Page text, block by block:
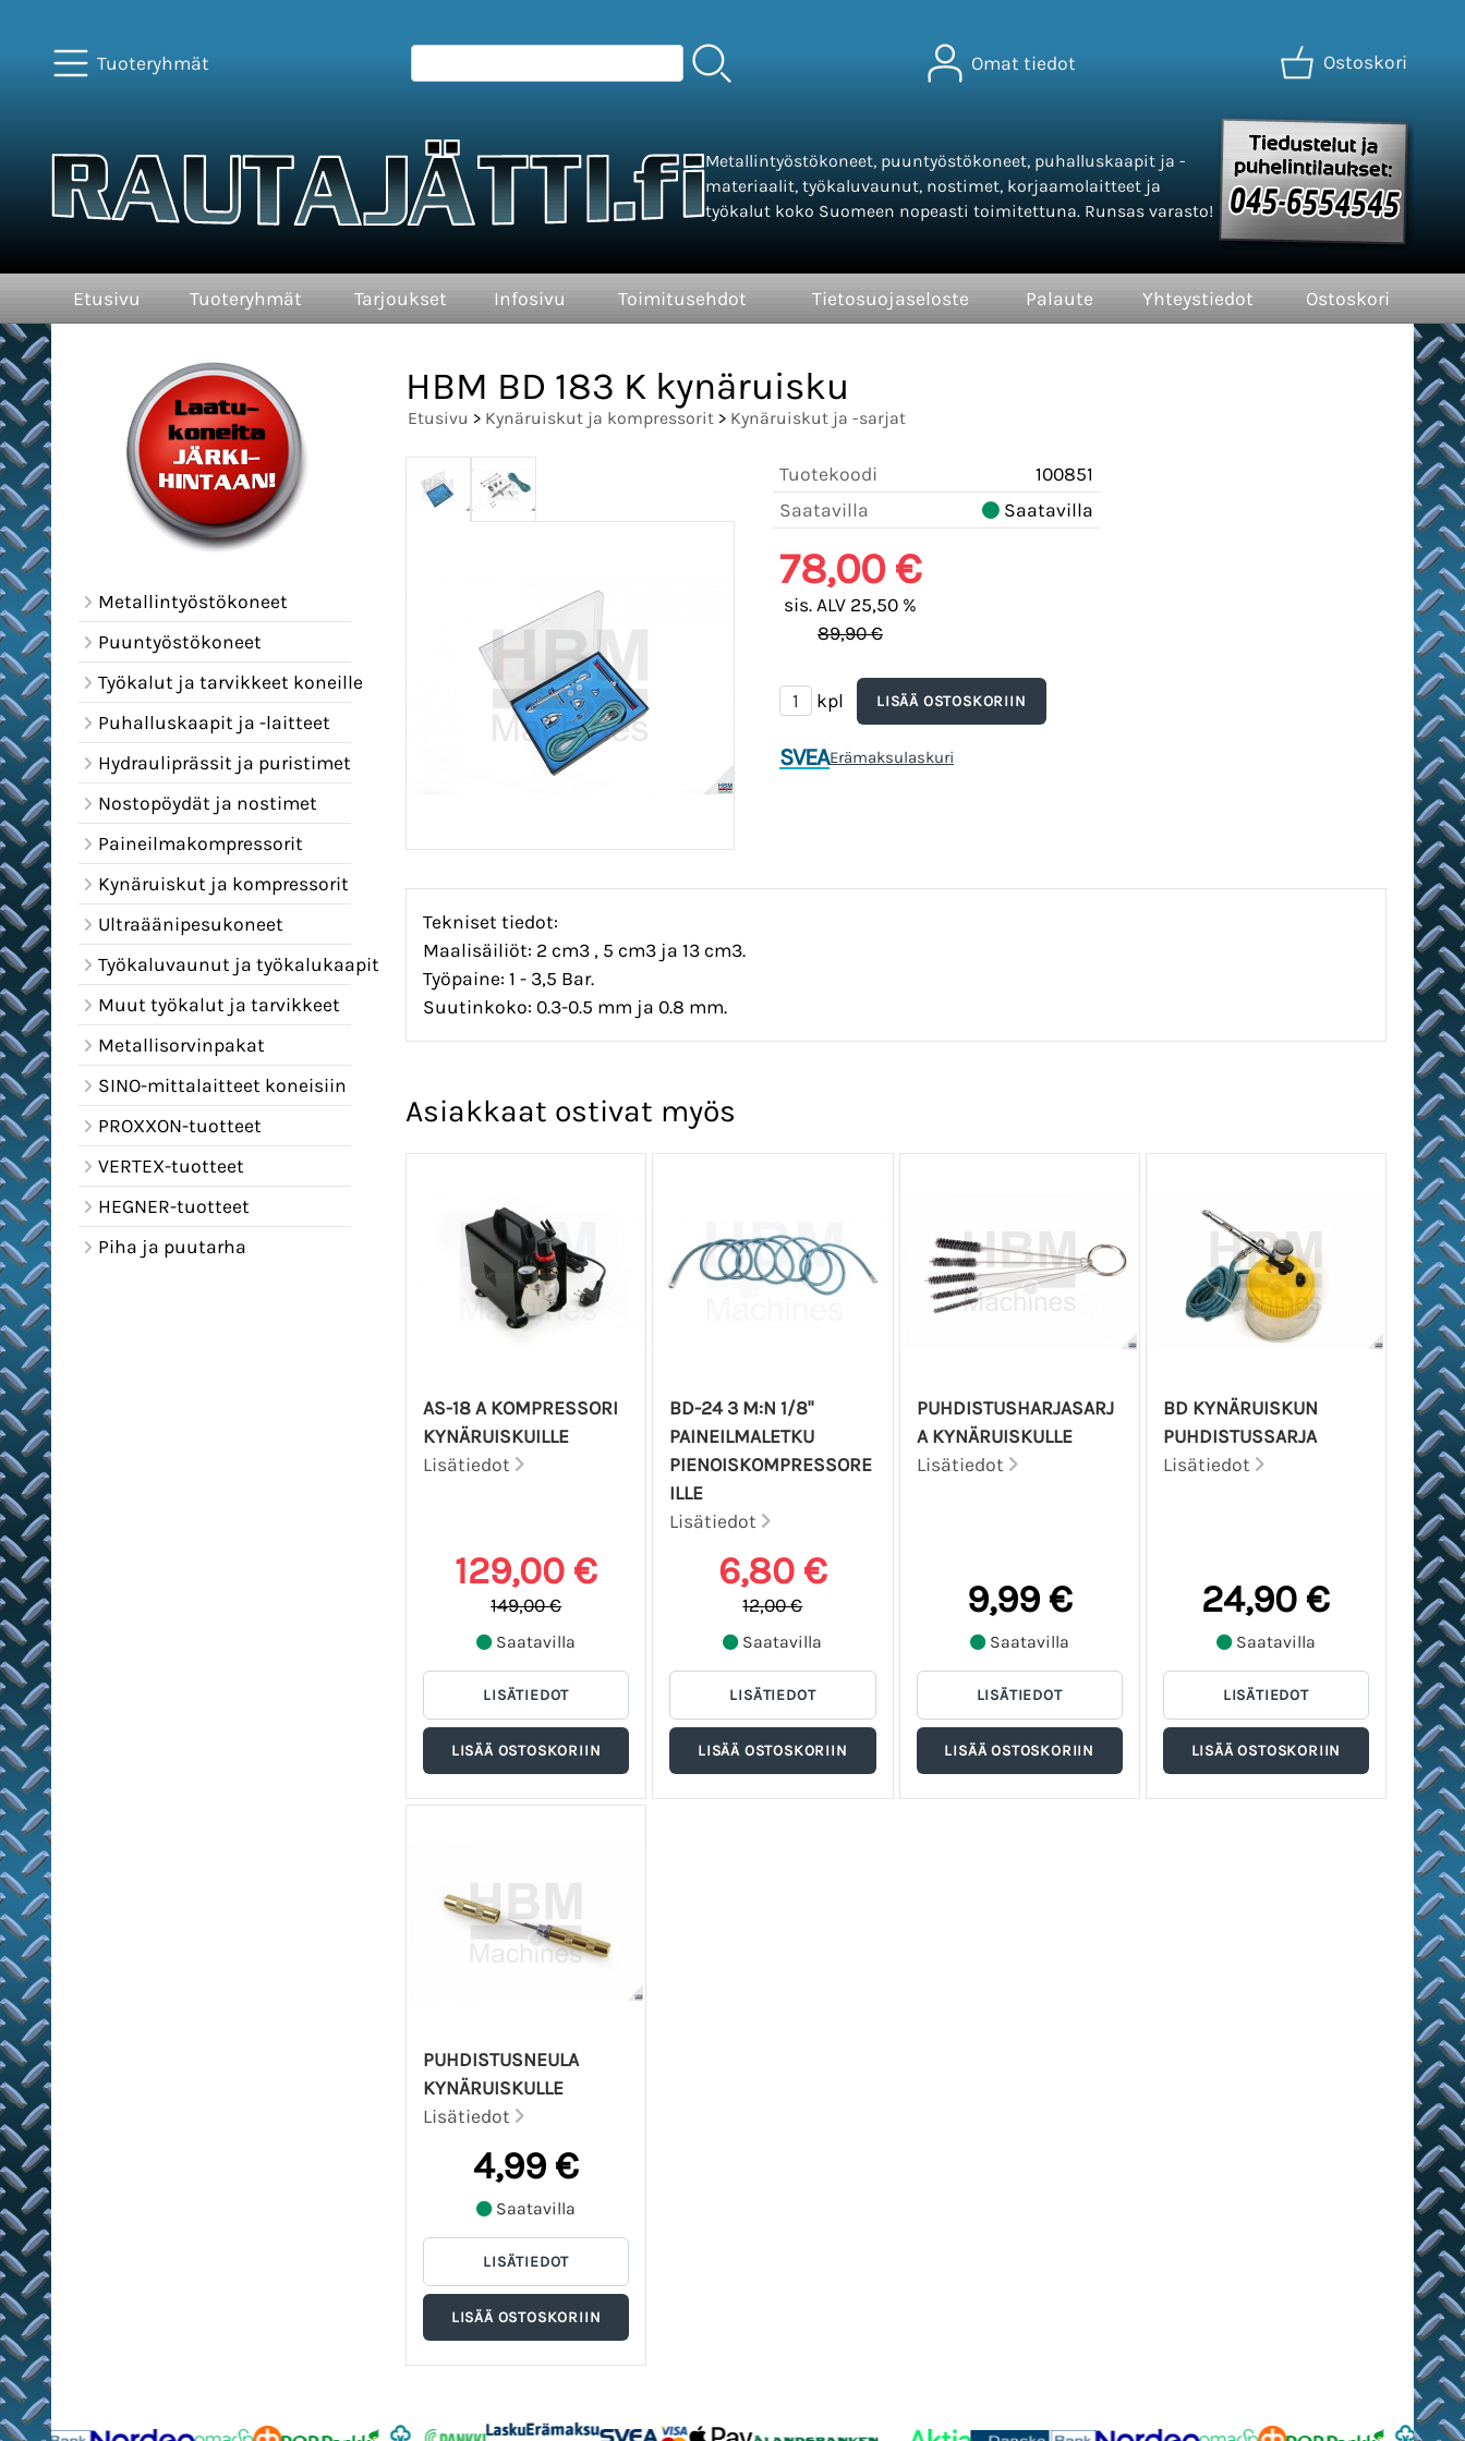
Tuoteryhmät Omat tiedot Ostoskori
Metallintyöstökoneet, puuntyöstökoneet, puhalluskaapit ja -
materiaalit, työkaluvaunut, nostimet, korjaamolaitteet ja
työkalut koko Suomeen nopeasti toimitettuna. Runsas varasto!
Etusivu Tuoteryhmät Tarjoukset Infosivu Toimitusehdot Tietosuojaseloste Palaute Yhteystiedot Ostoskori
Metallintyöstökoneet
Puuntyöstökoneet
Työkalut ja tarvikkeet koneille
Puhalluskaapit ja -laitteet
Hydrauliprässit ja puristimet
Nostopöydät ja nostimet
Paineilmakompressorit
Kynäruiskut ja kompressorit
Ultraäänipesukoneet
Työkaluvaunut ja työkalukaapit
Muut työkalut ja tarvikkeet
Metallisorvinpakat
SINO-mittalaitteet koneisiin
PROXXON-tuotteet
VERTEX-tuotteet
HEGNER-tuotteet
Piha ja puutarha
HBM BD 183 K kynäruisku
Etusivu > Kynäruiskut ja kompressorit > Kynäruiskut ja -sarjat
Tuotekoodi
100851
Saatavilla
Saatavilla
78,00 €
sis. ALV 25,50 %
89,90 €
kpl
SVEAErämaksulaskuri
Tekniset tiedot:
Maalisäiliöt: 2 cm3 , 5 cm3 ja 13 cm3.
Työpaine: 1 - 3,5 Bar.
Suutinkoko: 0.3-0.5 mm ja 0.8 mm.
Asiakkaat ostivat myös
AS-18 A KOMPRESSORI
KYNÄRUISKUILLE
Lisätiedot
129,00 €
149,00 €
Saatavilla
BD-24 3 M:N 1/8"
PAINEILMALETKU
PIENOISKOMPRESSORE
ILLE
Lisätiedot
6,80 €
12,00 €
Saatavilla
PUHDISTUSHARJASARJ
A KYNÄRUISKULLE
Lisätiedot
9,99 €
Saatavilla
BD KYNÄRUISKUN
PUHDISTUSSARJA
Lisätiedot
24,90 €
Saatavilla
PUHDISTUSNEULA
KYNÄRUISKULLE
Lisätiedot
4,99 €
Saatavilla